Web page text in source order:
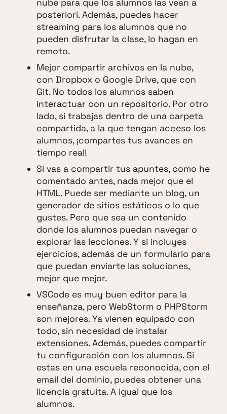
nube para que los alumnos las vean a
posteriori. Además, puedes hacer
streaming para los alumnos que no
pueden disfrutar la clase, lo hagan en
remoto.
Mejor compartir archivos en la nube,
con Dropbox o Google Drive, que con
Git. No todos los alumnos saben
interactuar con un repositorio. Por otro
lado, si trabajas dentro de una carpeta
compartida, a la que tengan acceso los
alumnos, ¡compartes tus avances en
tiempo real!
Si vas a compartir tus apuntes, como he
comentado antes, nada mejor que el
HTML. Puede ser mediante un blog, un
generador de sitios estáticos o lo que
gustes. Pero que sea un contenido
donde los alumnos puedan navegar o
explorar las lecciones. Y si incluyes
ejercicios, además de un formulario para
que puedan enviarte las soluciones,
mejor que mejor.
VSCode es muy buen editor para la
enseñanza, pero WebStorm o PHPStorm
son mejores. Ya vienen equipado con
todo, sin necesidad de instalar
extensiones. Además, puedes compartir
tu configuración con los alumnos. Si
estas en una escuela reconocida, con el
email del dominio, puedes obtener una
licencia gratuita. A igual que los
alumnos.